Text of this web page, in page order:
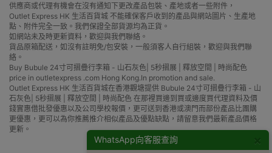
供應商或代理有機會在沒有通知下更改產品包裝、產地或者一些附件，
Outlet Express HK 生活百貨城 不能確保客戶收到的產品與網站圖片、生產地
點、附件完全一致。我們保證全部貨源均為正貨。
如網站未及時更新資料，歡迎與我們聯絡。
貨品原箱配送，如沒有註明免/包安裝，一般須客人自行組裝，歡迎與我們聯
絡。
Buy Bubule 24寸可摺疊行李箱 - 山石灰色| 5秒摺展 | 釋放空間 | 時尚配色
price in outletexpress .com Hong Kong.In promotion and sale.
Outlet Express HK 生活百貨城在香港觀塘提供 Bubule 24寸可摺疊行李箱 - 山
石灰色| 5秒摺展 | 釋放空間 | 時尚配色 在那裡買邊到買或邊度買代理資料及價
錢實惠借批發優惠以及公司學校報價，更可送到香港或澳門而部份產品比團購
更優惠，更可以為你推薦推介相似產品及優點缺點，請留意我們最新產品價格
更新。
WhatsApp向客服查詢